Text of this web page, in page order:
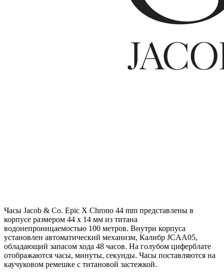
Часы Jacob & Co. Epic X Chrono 44 mm представлены в
корпусе размером 44 х 14 мм из титана
водонепроницаемостью 100 метров. Внутри корпуса
установлен автоматический механизм, Калибр JCAA05,
обладающий запасом хода 48 часов. На голубом циферблате
отображаются часы, минуты, секунды. Часы поставляются на
каучуковом ремешке с титановой застежкой.